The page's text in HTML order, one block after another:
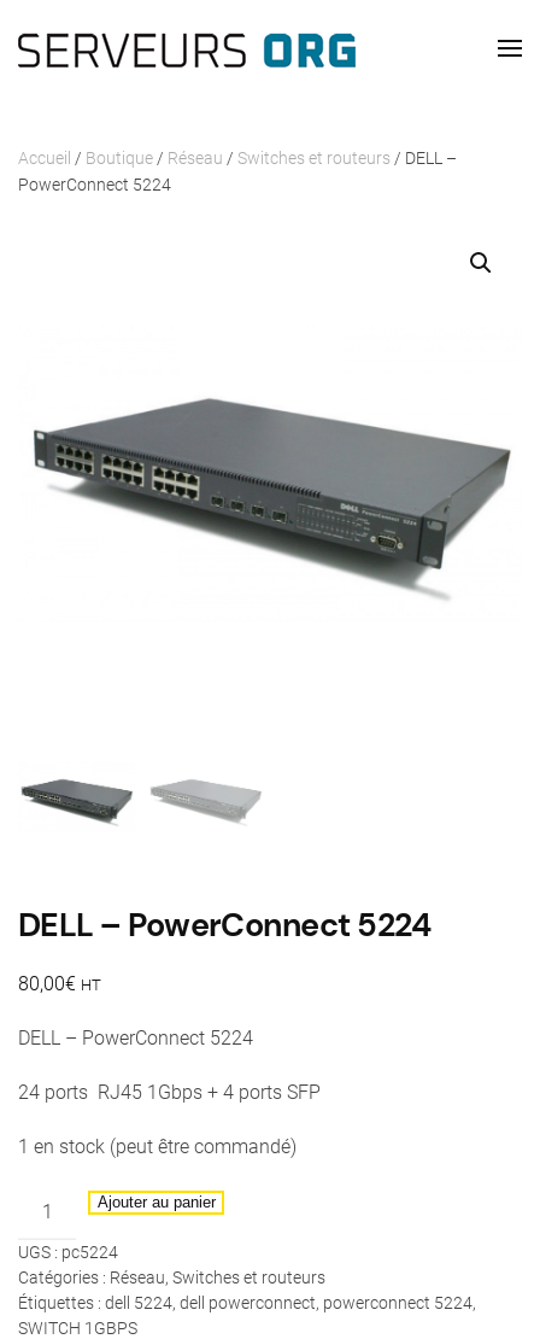
Passer au contenu principal
Accueil / Boutique / Réseau / Switches et routeurs / DELL –
PowerConnect 5224
DELL – PowerConnect 5224
80,00€ HT
DELL – PowerConnect 5224
24 ports RJ45 1Gbps + 4 ports SFP
1 en stock (peut être commandé)
quantité
DELL
-
PowerConnect
Ajouter au panier
UGS : pc5224
Catégories : Réseau, Switches et routeurs
Étiquettes : dell 5224, dell powerconnect, powerconnect 5224,
SWITCH 1GBPS